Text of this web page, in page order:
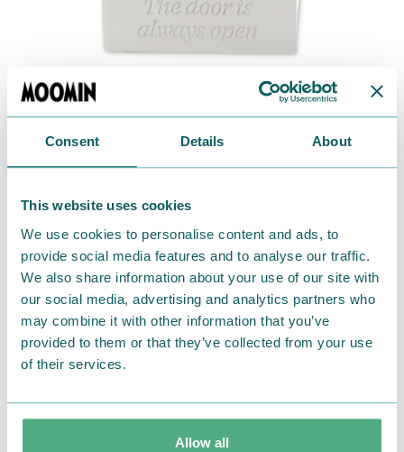
Consent Details About
This website uses cookies
We use cookies to personalise content and ads, to
provide social media features and to analyse our traffic.
We also share information about your use of our site with
our social media, advertising and analytics partners who
may combine it with other information that you’ve
provided to them or that they’ve collected from your use
of their services.
Allow all
80周年を記念した特別なスノードームです。
揺らすとガラスの中はシルバーのグリッターがキラキ
ラと煌めき、眺めているだけでも癒されます。
冬のギフトとしてもおすすめのアイテム。
ぜひ会場で気になるアイテムをチェックしてみてくだ